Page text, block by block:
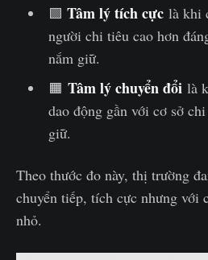
🟩 Tâm lý tích cựclà khi
người chi tiêu cao hơn
nắm giữ.
🟧 Tâm lý chuyển đổilà
dao động gần với cơ sở
giữ.
Theo thước đo này, thị trường
chuyển tiếp, tích cực nhưng với
nhỏ.